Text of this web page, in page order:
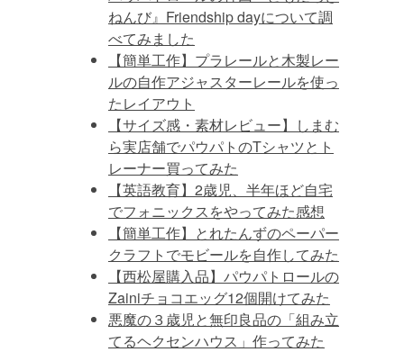
ねんび』Friendship dayについて調
べてみました
【簡単工作】プラレールと木製レー
ルの自作アジャスターレールを使っ
たレイアウト
【サイズ感・素材レビュー】しまむ
ら実店舗でパウパトのTシャツとト
レーナー買ってみた
【英語教育】2歳児、半年ほど自宅
でフォニックスをやってみた感想
【簡単工作】とれたんずのペーパー
クラフトでモビールを自作してみた
【西松屋購入品】パウパトロールの
Zainiチョコエッグ12個開けてみた
悪魔の３歳児と無印良品の「組み立
てるヘクセンハウス」作ってみた